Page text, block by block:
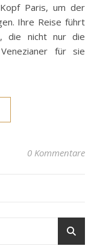
Paris, um der
Ihre Reise führt
die nicht nur die
für sie
0 Kommentare